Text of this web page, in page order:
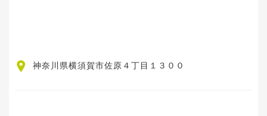
神奈川県横須賀市佐原４丁目１３００